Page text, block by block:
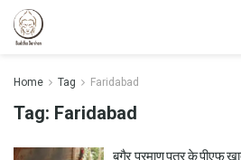
Home Tag Faridabad
Tag: Faridabad
बगैर प्रमाण पत्र के पीएफ